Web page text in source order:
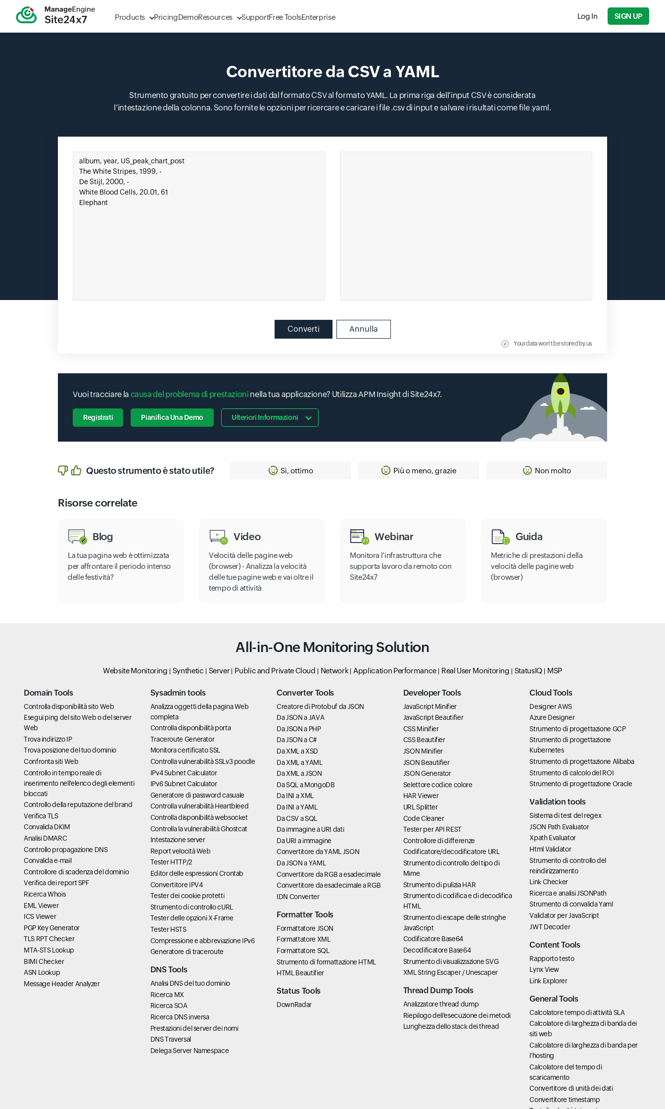
Products PricingDemoResources SupportFree ToolsEnterprise Log In SIGN UP
Convertitore da CSV a YAML
Strumento gratuito per convertire i dati dal formato CSV al formato YAML. La prima riga dell’input CSV è considerata
l’intestazione della colonna. Sono fornite le opzioni per ricercare e caricare i file .csv di input e salvare i risultati come file .yaml.
Input field
Incolla qui il tuo file CSV.
Converti Annulla
Your data won't be stored by us
Vuoi tracciare la causa del problema di prestazioni nella tua applicazione? Utilizza APM Insight di Site24x7.
Registrati Pianifica Una Demo Ulteriori Informazioni
Questo strumento è stato utile? Sì, ottimo Più o meno, grazie Non molto
Risorse correlate
Blog
La tua pagina web è ottimizzata
per affrontare il periodo intenso
delle festività?
Video
Velocità delle pagine web
(browser) - Analizza la velocità
delle tue pagine web e vai oltre il
tempo di attività
Webinar
Monitora l’infrastruttura che
supporta lavoro da remoto con
Site24x7
Guida
Metriche di prestazioni della
velocità delle pagine web
(browser)
All-in-One Monitoring Solution
Website Monitoring Synthetic Server Public and Private Cloud Network Application Performance Real User Monitoring StatusIQ MSP
Domain Tools
Controlla disponibilità sito Web
Esegui ping del sito Web o del server
Web
Trova indirizzo IP
Trova posizione del tuo dominio
Confronta siti Web
Controllo in tempo reale di
inserimento nell’elenco degli elementi
bloccati
Controllo della reputazione del brand
Verifica TLS
Convalida DKIM
Analisi DMARC
Controllo propagazione DNS
Convalida e-mail
Controllore di scadenza del dominio
Verifica dei report SPF
Ricerca Whois
EML Viewer
ICS Viewer
PGP Key Generator
TLS RPT Checker
MTA-STS Lookup
BIMI Checker
ASN Lookup
Message Header Analyzer
Sysadmin tools
Analizza oggetti della pagina Web
completa
Controlla disponibilità porta
Traceroute Generator
Monitora certificato SSL
Controlla vulnerabilità SSLv3 poodle
IPv4 Subnet Calculator
IPv6 Subnet Calculator
Generatore di password casuale
Controlla vulnerabilità Heartbleed
Controlla disponibilità websocket
Controlla la vulnerabilità Ghostcat
Intestazione server
Report velocità Web
Tester HTTP/2
Editor delle espressioni Crontab
Convertitore IPV4
Tester dei cookie protetti
Strumento di controllo cURL
Tester delle opzioni X-Frame
Tester HSTS
Compressione e abbreviazione IPv6
Generatore di traceroute
DNS Tools
Analisi DNS del tuo dominio
Ricerca MX
Ricerca SOA
Ricerca DNS inversa
Prestazioni del server dei nomi
DNS Traversal
Delega Server Namespace
Converter Tools
Creatore di Protobuf da JSON
Da JSON a JAVA
Da JSON a PHP
Da JSON a C#
Da XML a XSD
Da XML a YAML
Da XML a JSON
Da SQL a MongoDB
Da INI a XML
Da INI a YAML
Da CSV a SQL
Da immagine a URI dati
Da URI a immagine
Convertitore da YAML JSON
Da JSON a YAML
Convertitore da RGB a esadecimale
Convertitore da esadecimale a RGB
IDN Converter
Formatter Tools
Formattatore JSON
Formattatore XML
Formattatore SQL
Strumento di formattazione HTML
HTML Beautifier
Status Tools
DownRadar
Developer Tools
JavaScript Minifier
JavaScript Beautifier
CSS Minifier
CSS Beautifier
JSON Minifier
JSON Beautifier
JSON Generator
Selettore codice colore
HAR Viewer
URL Splitter
Code Cleaner
Tester per API REST
Controllore di differenze
Codificatore/decodificatore URL
Strumento di controllo del tipo di
Mime
Strumento di pulizia HAR
Strumento di codifica e di decodifica
HTML
Strumento di escape delle stringhe
JavaScript
Codificatore Base64
Decodificatore Base64
Strumento di visualizzazione SVG
XML String Escaper / Unescaper
Thread Dump Tools
Analizzatore thread dump
Riepilogo dell’esecuzione dei metodi
Lunghezza dello stack dei thread
Cloud Tools
Designer AWS
Azure Designer
Strumento di progettazione GCP
Strumento di progettazione
Kubernetes
Strumento di progettazione Alibaba
Strumento di calcolo del ROI
Strumento di progettazione Oracle
Validation tools
Sistema di test del regex
JSON Path Evaluator
Xpath Evaluator
Html Validator
Strumento di controllo del
reindirizzamento
Link Checker
Ricerca e analisi JSONPath
Strumento di convalida Yaml
Validator per JavaScript
JWT Decoder
Content Tools
Rapporto testo
Lynx View
Link Explorer
General Tools
Calcolatore tempo di attività SLA
Calcolatore di larghezza di banda dei
siti web
Calcolatore di larghezza di banda per
l’hosting
Calcolatore del tempo di
scaricamento
Convertitore di unità dei dati
Convertitore timestamp